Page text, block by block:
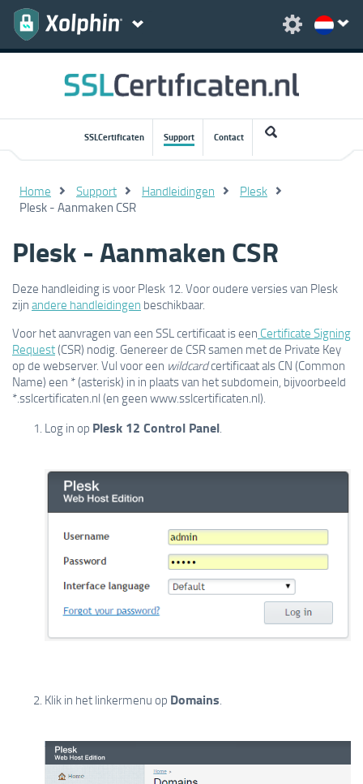
SSLCertificaten Support Contact
Home Support Handleidingen Plesk
Plesk - Aanmaken CSR
Plesk - Aanmaken CSR
Deze handleiding is voor Plesk 12. Voor oudere versies van Plesk
zijn andere handleidingen beschikbaar.
Voor het aanvragen van een SSL certificaat is een Certificate Signing
Request(CSR) nodig. Genereer de CSR samen met de Private Key
op de webserver. Vul voor een wildcardcertificaat als CN (Common
Name) een * (asterisk) in in plaats van het subdomein, bijvoorbeeld
*.sslcertificaten.nl (en geen www.sslcertificaten.nl).
Log in op Plesk 12 Control Panel.
Klik in het linkermenu op Domains.